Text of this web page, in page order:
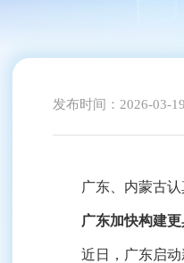
发布时间：2026-03-
广东、内蒙古认真
广东加快构建
近日，广东启动新